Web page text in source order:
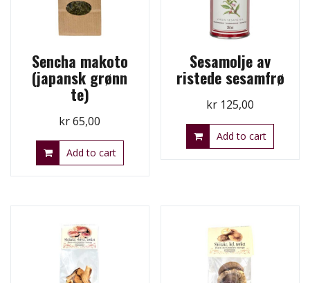
Sencha makoto
(japansk grønn
te)
kr65,00
Add to cart
Sesamolje av
ristede sesamfrø
kr 125,00
Add to cart